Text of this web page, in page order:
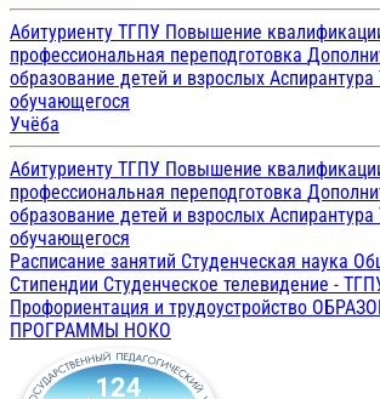
Абитуриенту ТГПУ Повышение
профессиональная переподготовка
образование детей и взрослых
обучающегося
Учёба
Абитуриенту ТГПУ Повышение
профессиональная переподготовка
образование детей и взрослых
обучающегося
Расписание занятий Студенческая наука
Стипендии Студенческое телевидение -
Профориентация и трудоустройство
ПРОГРАММЫ НОКО